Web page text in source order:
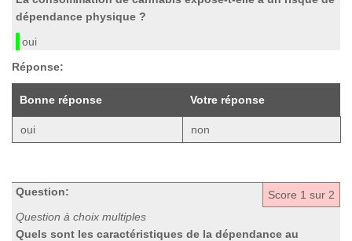
dépendance physique ?
oui
Réponse:
Bonne réponse Votre réponse
oui non
Score 1 sur 2
Question:
Question à choix multiples
Quels sont les caractéristiques de la dépendance au